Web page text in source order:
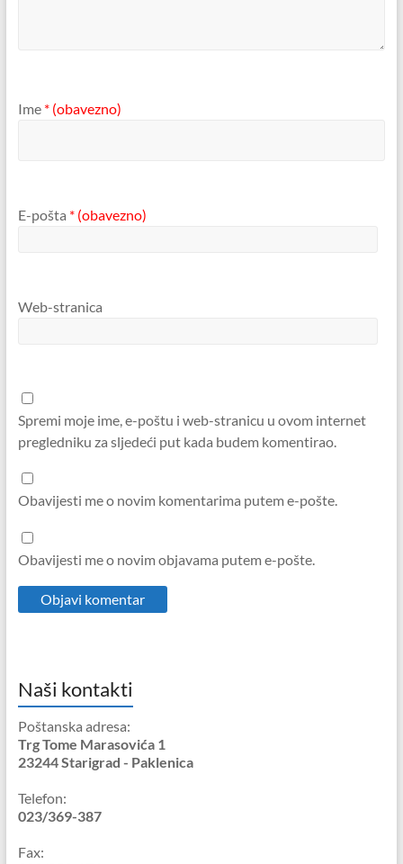
Ime * (obavezno)
E-pošta * (obavezno)
Web-stranica
Spremi moje ime, e-poštu i web-stranicu u ovom internet
pregledniku za sljedeći put kada budem komentirao.
Obavijesti me o novim komentarima putem e-pošte.
Obavijesti me o novim objavama putem e-pošte.
Naši kontakti
Poštanska adresa:
Trg Tome Marasovića 1
23244 Starigrad - Paklenica
Telefon:
023/369-387
Fax: